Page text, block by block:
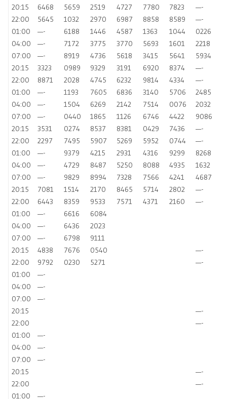
20:15
6468 5659 2519 4727 7780 7823
—-
22:00
5645 1032 2970 6987 8858 8589
—-
01:00
—- 6188 1446 4587 1363 1044
0226
04:00
—- 7172 3775 3770 5693 1601
2218
07:00
—- 8919 4736 5618 3415 5641
5934
20:15
3323 0989 9329 3191 6920 8374
—-
22:00
8871 2028 4745 6232 9814 4334
—-
01:00
—- 1193 7605 6836 3140 5706
2485
04:00
—- 1504 6269 2142 7514 0076
2032
07:00
—- 0440 1865 1126 6746 4422
9086
20:15
3531 0274 8537 8381 0429 7436
—-
22:00
2297 7495 5907 5269 5952 0744
—-
01:00
—- 9379 4215 2931 4316 9299
8268
04:00
—- 4729 8487 5250 8088 4935
1632
07:00
—- 9829 8994 7328 7566 4241
4687
20:15
7081 1514 2170 8465 5714 2802
—-
22:00
6443 8359 9533 7571 4371 2160
—-
01:00
—- 6616
6084
04:00
—- 6436
2023
07:00
—- 6798
9111
20:15
4838 7676 0540
—-
22:00
9792 0230 5271
—-
01:00
—-
04:00
—-
07:00
—-
20:15
—-
22:00
—-
01:00
—-
04:00
—-
07:00
—-
20:15
—-
22:00
—-
01:00
—-